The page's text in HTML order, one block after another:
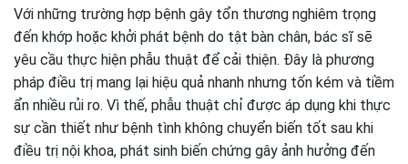
Với những trường hợp bệnh gây tổn thương nghiêm trọng
đến khớp hoặc khởi phát bệnh do tật bàn chân, bác sĩ sẽ
yêu cầu thực hiện phẫu thuật để cải thiện. Đây là phương
pháp điều trị mang lại hiệu quả nhanh nhưng tốn kém và tiềm
ẩn nhiều rủi ro. Vì thế, phẫu thuật chỉ được áp dụng khi thực
sự cần thiết như bệnh tình không chuyển biến tốt sau khi
điều trị nội khoa, phát sinh biến chứng gây ảnh hưởng đến